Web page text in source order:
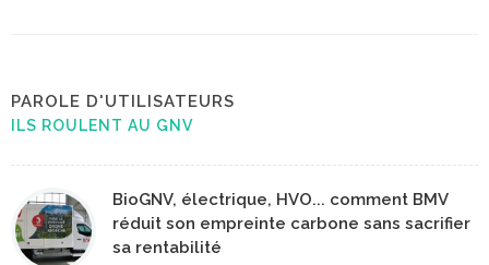
PAROLE D'UTILISATEURS
ILS ROULENT AU GNV
BioGNV, électrique, HVO... comment BMV
réduit son empreinte carbone sans sacrifier
sa rentabilité